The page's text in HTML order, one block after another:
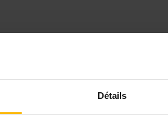
Détails